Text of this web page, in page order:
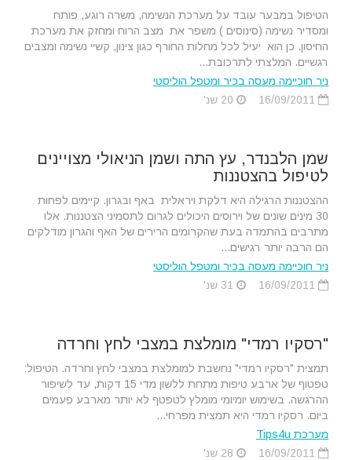
הטיפול במבער עובד על מערכת הנשימה, משרה רוגע, פותח
ומסדיר נשימה (סינוסים ) משפר את מצב הרוח ומחזק את מערכת
החיסון. כן הוא יעיל לכל מחלות החורף כגון צינון, קשיי נשימה ומצבים
רגשיים. המלצתי לתרכובת...
ניר חוכיימה מעסה בכיר ומטפל הוליסטי
שמן הלבנדר, עץ התה ושמן הניאולי מצויינים
לטיפול בהצטננות
ההצטננות הרגילה היא דלקת ויראלית באף ובגרון. קיימים לפחות
30 מינים שונים של וירוסים היכולים לגרום לתסמיני הצטננות. אלו
מתרבים בהתמדה בעת שהקרומים הרירים של האף והגרון מודלקים
הם הרבה יותר רגישים...
ניר חוכיימה מעסה בכיר ומטפל הוליסטי
"רסקיו רמדי" מומלצת במצבי לחץ וחרדה
תמצית "רסקיו רמדי" נחשבת למומלצת במצבי לחץ וחרדה. הטיפול:
טפטוף של ארבע טיפות מתחת ללשון מדי 15 דקות, עד לשיפור
ההרגשה. בשימוש יומיומי מומלץ לטפטף לא יותר מארבע פעמים
ביום. רסקיו רמדי היא תמצית מפרחי...
מערכת Tips4u